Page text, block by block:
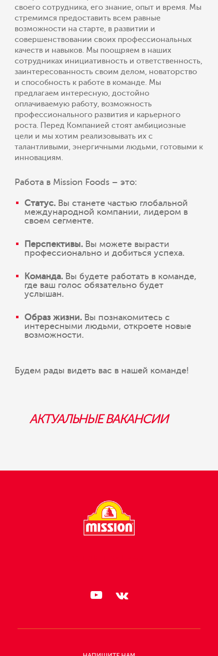
своего сотрудника, его знание, опыт и время. Мы
стремимся предоставить всем равные
возможности на старте, в развитии и
совершенствовании своих профессиональных
качеств и навыков. Мы поощряем в наших
сотрудниках инициативность и ответственность,
заинтересованность своим делом, новаторство
и способность к работе в команде. Мы
предлагаем интересную, достойно
оплачиваемую работу, возможность
профессионального развития и карьерного
роста. Перед Компанией стоят амбициозные
цели и мы хотим реализовывать их с
талантливыми, энергичными людьми, готовыми к
инновациям.
Работа в Mission Foods – это:
Статус. Вы станете частью глобальной
международной компании, лидером в
своем сегменте.
Перспективы. Вы можете вырасти
профессионально и добиться успеха.
Команда. Вы будете работать в команде,
где ваш голос обязательно будет
услышан.
Образ жизни. Вы познакомитесь с
интересными людьми, откроете новые
возможности.
Будем рады видеть вас в нашей команде!
АКТУАЛЬНЫЕ ВАКАНСИИ